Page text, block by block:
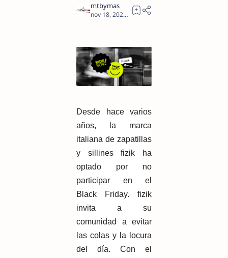
1
Desde hace varios
años, la marca
italiana de zapatillas
y sillines fizik ha
optado por no
participar en el
Black Friday. fizik
invita a su
comunidad a evitar
las colas y la locura
del día. Con el